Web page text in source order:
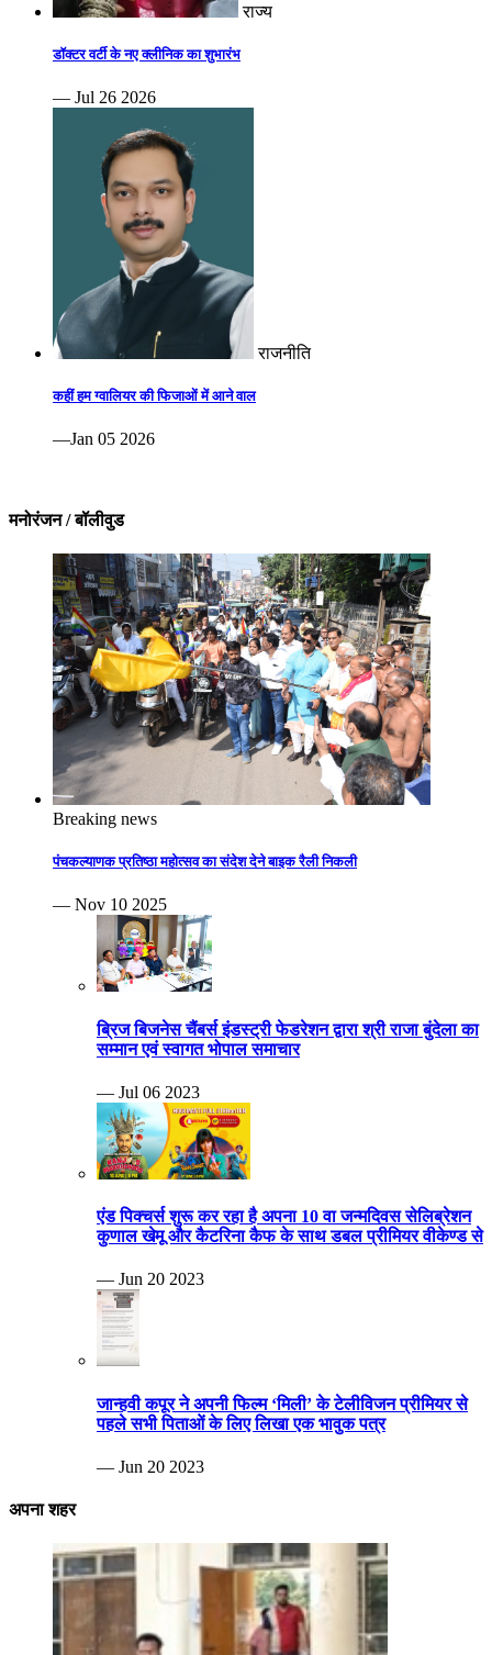
राज्य
डॉक्टर वर्टी के नए क्लीनिक का शुभारंभ
— Jul 26 2026
राजनीति
कहीं हम ग्वालियर की फिजाओं में आने वाल
—Jan 05 2026
मनोरंजन / बॉलीवुड
Breaking news
पंचकल्याणक प्रतिष्ठा महोत्सव का संदेश देने बाइक रैली निकली
— Nov 10 2025
ब्रिज बिजनेस चैंबर्स इंडस्ट्री फेडरेशन द्वारा श्री राजा बुंदेला का
सम्मान एवं स्वागत भोपाल समाचार
— Jul 06 2023
एंड पिक्चर्स शुरू कर रहा है अपना 10 वा जन्मदिवस सेलिब्रेशन
कुणाल खेमू और कैटरिना कैफ के साथ डबल प्रीमियर वीकेण्ड से
— Jun 20 2023
जान्हवी कपूर ने अपनी फिल्म ‘मिली’ के टेलीविजन प्रीमियर से
पहले सभी पिताओं के लिए लिखा एक भावुक पत्र
— Jun 20 2023
अपना शहर